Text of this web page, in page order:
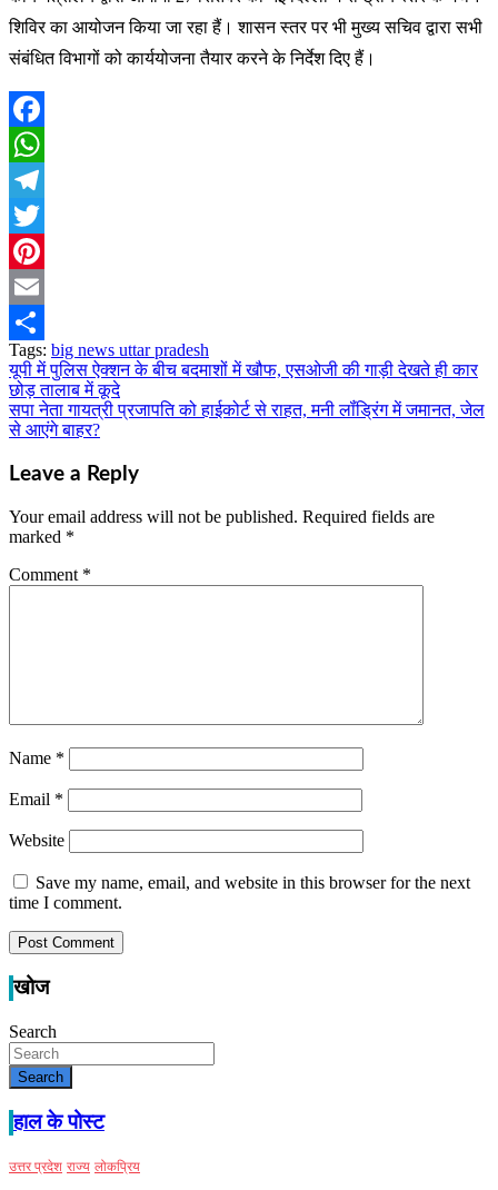
शिविर का आयोजन किया जा रहा हैं। शासन स्तर पर भी मुख्य सचिव द्वारा सभी
संबंधित विभागों को कार्ययोजना तैयार करने के निर्देश दिए हैं।
Facebook
WhatsApp
Telegram
Twitter
Pinterest
Email
Share
Tags: big news uttar pradesh
Post
navigation
यूपी में पुलिस ऐक्शन के बीच बदमाशों में खौफ, एसओजी की गाड़ी देखते ही कार
छोड़ तालाब में कूदे
सपा नेता गायत्री प्रजापति को हाईकोर्ट से राहत, मनी लॉंड्रिंग में जमानत, जेल
से आएंगे बाहर?
Leave a Reply
Your email address will not be published. Required fields are
marked *
Comment *
Name *
Email *
Website
Save my name, email, and website in this browser for the next
time I comment.
खोज
Search
Search
हाल के पोस्ट
उत्तर प्रदेश राज्य लोकप्रिय